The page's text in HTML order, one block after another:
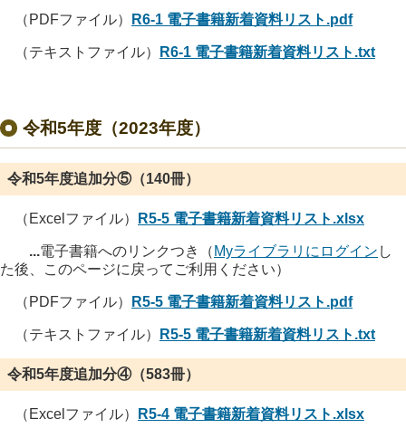
（PDFファイル） R6-1 電子書籍新着資料リスト.pdf
（テキストファイル） R6-1 電子書籍新着資料リスト.txt
令和5年度（2023年度）
令和5年度追加分⑤（140冊）
（Excelファイル） R5-5 電子書籍新着資料リスト.xlsx
...電子書籍へのリンクつき（ Myライブラリにログイン し
た後、このページに戻ってご利用ください）
（PDFファイル） R5-5 電子書籍新着資料リスト.pdf
（テキストファイル） R5-5 電子書籍新着資料リスト.txt
令和5年度追加分④（583冊）
（Excelファイル） R5-4 電子書籍新着資料リスト.xlsx